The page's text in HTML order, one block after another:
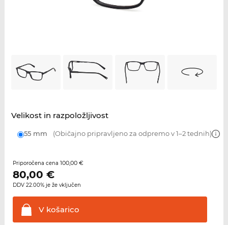
Velikost in razpoložljivost
55 mm (Običajno pripravljeno za odpremo v 1–2 tednih)
Priporočena cena 100,00 €
80,00 €
DDV 22.00% je že vključen
Vkošarico